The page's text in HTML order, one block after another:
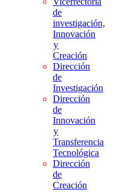
de
investigación,
Innovación
y
Creación
Dirección
de
Investigación
Dirección
de
Innovación
y
Transferencia
Tecnológica
Dirección
de
Creación